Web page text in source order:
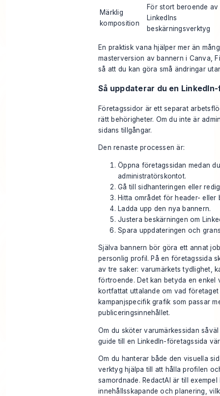
Märklig
komposition
För stort beroende av
LinkedIns
beskärningsverktyg
En praktisk vana hjälper mer än
masterversion av bannern i Canva,
så att du kan göra små ändringar
Så uppdaterar du en
Företagssidor är ett separat
rätt behörigheter. Om du inte är
sidans tillgångar.
Den renaste processen är:
Öppna företagssidan medan
administratörskontot.
Gå till sidhanteringen eller
Hitta området för header- eller
Ladda upp den nya bannern.
Justera beskärningen om
Spara uppdateringen och
Själva bannern bör göra ett annat
personlig profil. På en företagssida
av tre saker: varumärkets tydlighet,
förtroende. Det kan betyda en enkel
kortfattat uttalande om vad
kampanjspecifik grafik som passar
publiceringsinnehållet.
Om du sköter varumärkessidan
guide till en LinkedIn-företagssida
Om du hanterar både den visuella
verktyg hjälpa till att hålla profilen
samordnade. RedactAI är till
innehållsskapande och planering,